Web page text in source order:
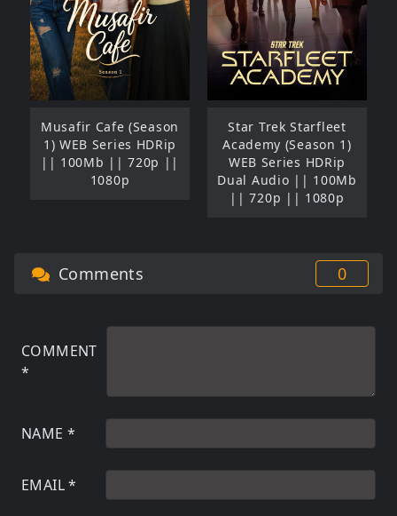
Musafir Cafe (Season
1) WEB Series HDRip
|| 100Mb || 720p ||
1080p
Star Trek Starfleet
Academy (Season 1)
WEB Series HDRip
Dual Audio || 100Mb
|| 720p || 1080p
Comments 0
COMMENT
*
NAME *
EMAIL*